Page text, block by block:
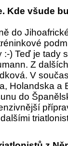
Kde všude
do
) Teď je tady
Z
V
Holandska a
do